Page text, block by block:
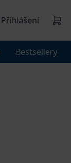
Přihlášení
Bestsellery